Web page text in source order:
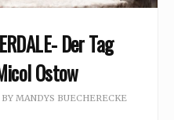
Der Tag
Ostow
BY MANDYS BUECHERECKE